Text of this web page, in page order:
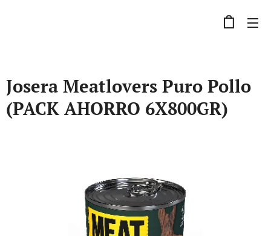
Josera Meatlovers Puro Pollo
(PACK AHORRO 6X800GR)